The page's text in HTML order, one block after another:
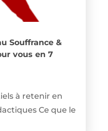
Souffrance &
vous en 7
à retenir en
Ce que le